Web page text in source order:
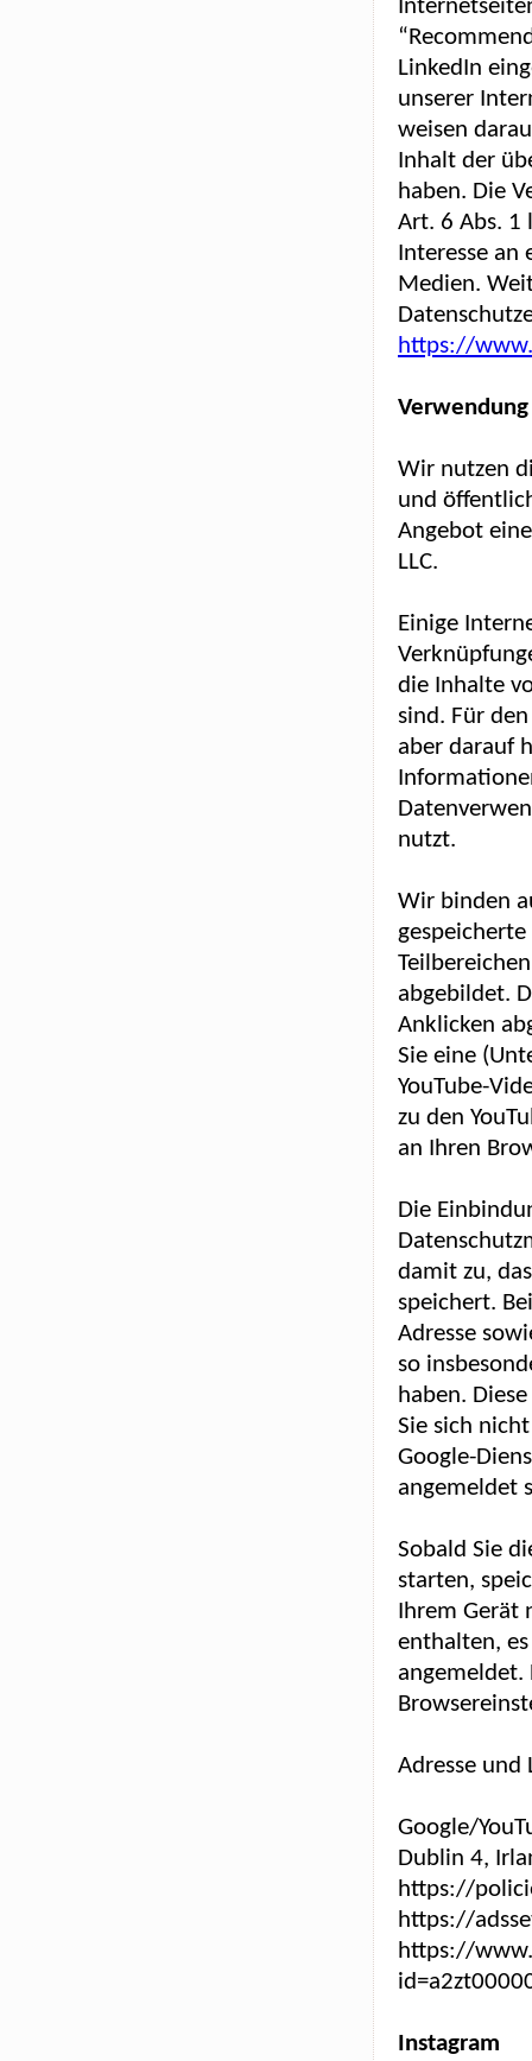
LinkedIn
unserer
weisen
Inhalt der
haben. Die
Art. 6 Abs. 1
Interesse
Medien.
https://
Wir nutzen
und
Angebot
LLC.
Einige
die Inhalte
sind. Für
aber darauf
nutzt.
Wir binden
abgebildet.
Anklicken
Sie eine
YouTube-
zu den
an Ihren
Die
damit zu,
speichert.
Adresse
so
haben.
Sie sich
Google-
angemeldet
Sobald Sie
starten,
Ihrem
enthalten,
angemeldet.
Adresse und
Google/
Dublin 4,
https://
https://
https://
Instagram